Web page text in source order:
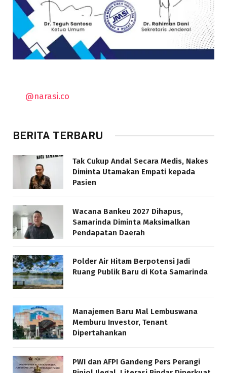
@narasi.co
BERITA TERBARU
Tak Cukup Andal Secara Medis, Nakes
Diminta Utamakan Empati kepada
Pasien
Wacana Bankeu 2027 Dihapus,
Samarinda Diminta Maksimalkan
Pendapatan Daerah
Polder Air Hitam Berpotensi Jadi
Ruang Publik Baru di Kota Samarinda
Manajemen Baru Mal Lembuswana
Memburu Investor, Tenant
Dipertahankan
PWI dan AFPI Gandeng Pers Perangi